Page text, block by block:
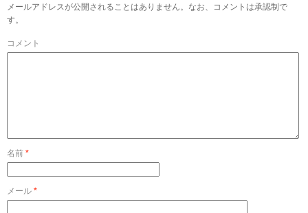
メールアドレスが公開されることはありません。なお、コメントは承認制で
す。
コメント
名前 *
メール *